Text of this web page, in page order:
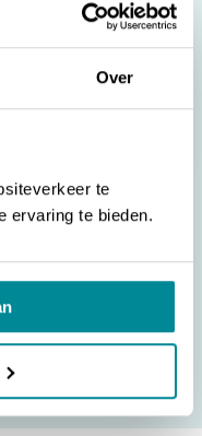
Over
te
ervaring te bieden.
en haarscherpe